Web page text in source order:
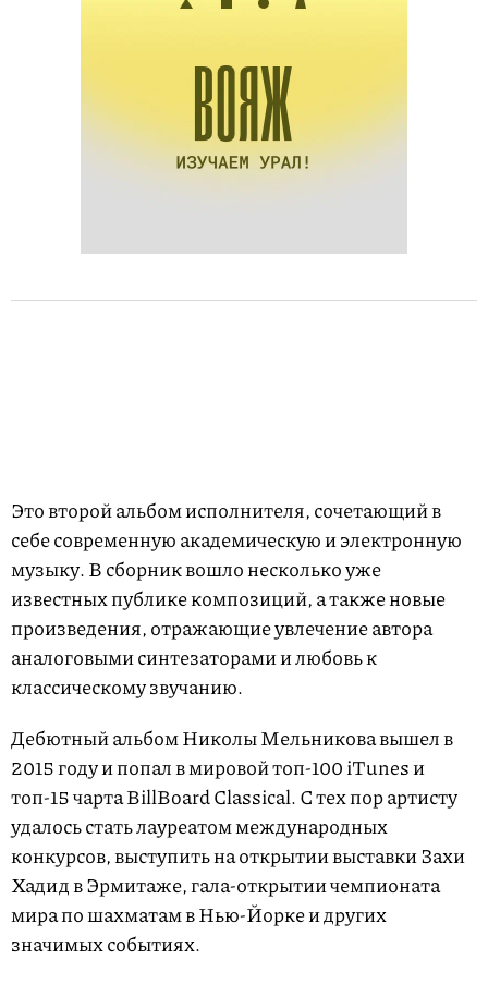
Это второй альбом исполнителя, сочетающий в
себе современную академическую и электронную
музыку. В сборник вошло несколько уже
известных публике композиций, а также новые
произведения, отражающие увлечение автора
аналоговыми синтезаторами и любовь к
классическому звучанию.
Дебютный альбом Николы Мельникова вышел в
2015 году и попал в мировой топ-100 iTunes и
топ-15 чарта BillBoard Classical. С тех пор артисту
удалось стать лауреатом международных
конкурсов, выступить на открытии выставки Захи
Хадид в Эрмитаже, гала-открытии чемпионата
мира по шахматам в Нью-Йорке и других
значимых событиях.